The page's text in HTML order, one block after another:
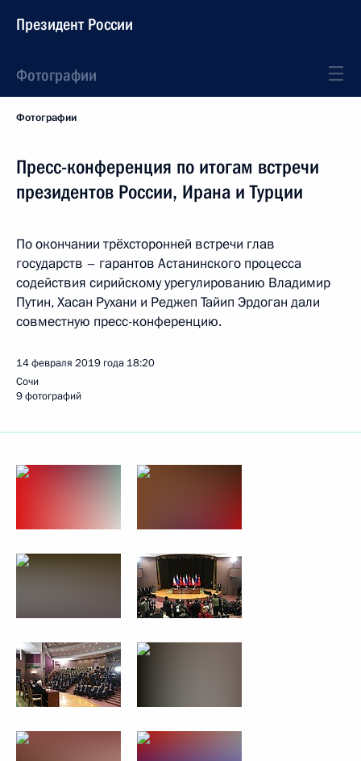
Президент России
Фотографии
Фотографии
Пресс-конференция по итогам встречи
президентов России, Ирана и Турции
По окончании трёхсторонней встречи глав
государств – гарантов Астанинского процесса
содействия сирийскому урегулированию Владимир
Путин, Хасан Рухани и Реджеп Тайип Эрдоган дали
совместную пресс-конференцию.
14 февраля 2019 года 18:20
Сочи
9 фотографий